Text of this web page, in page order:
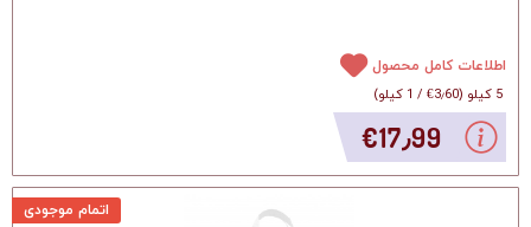
اطلاعات کامل محصول
5 کیلو
(‎€3٫60 / 1 کیلو )
‎€17٫99
اتمام موجودی